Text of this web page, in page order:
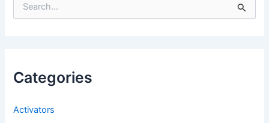
f
o
:
Categories
Activators